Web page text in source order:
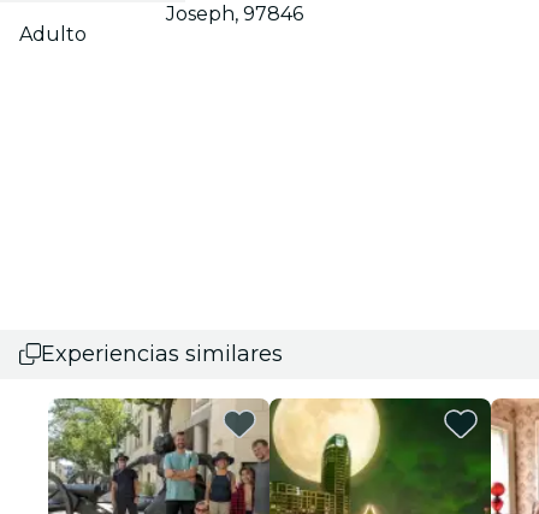
Adulto
Joseph, 97846
Experiencias similares